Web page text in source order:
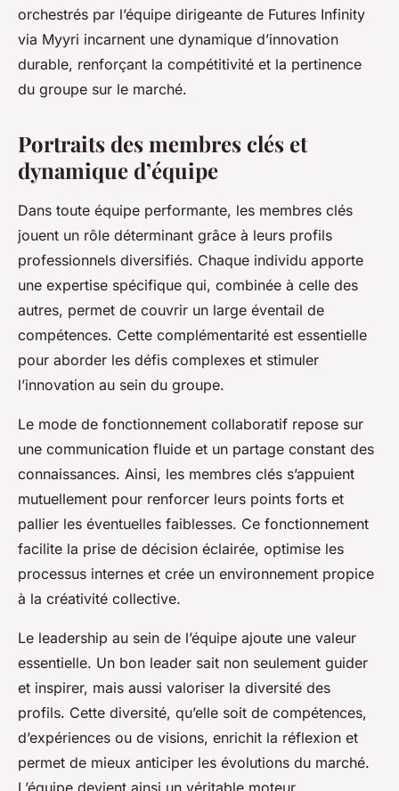
orchestrés par l’équipe dirigeante de Futures Infinity
via Myyri incarnent une dynamique d’innovation
durable, renforçant la compétitivité et la pertinence
du groupe sur le marché.
Portraits des membres clés et
dynamique d’équipe
Dans toute équipe performante, les membres clés
jouent un rôle déterminant grâce à leurs profils
professionnels diversifiés. Chaque individu apporte
une expertise spécifique qui, combinée à celle des
autres, permet de couvrir un large éventail de
compétences. Cette complémentarité est essentielle
pour aborder les défis complexes et stimuler
l’innovation au sein du groupe.
Le mode de fonctionnement collaboratif repose sur
une communication fluide et un partage constant des
connaissances. Ainsi, les membres clés s’appuient
mutuellement pour renforcer leurs points forts et
pallier les éventuelles faiblesses. Ce fonctionnement
facilite la prise de décision éclairée, optimise les
processus internes et crée un environnement propice
à la créativité collective.
Le leadership au sein de l’équipe ajoute une valeur
essentielle. Un bon leader sait non seulement guider
et inspirer, mais aussi valoriser la diversité des
profils. Cette diversité, qu’elle soit de compétences,
d’expériences ou de visions, enrichit la réflexion et
permet de mieux anticiper les évolutions du marché.